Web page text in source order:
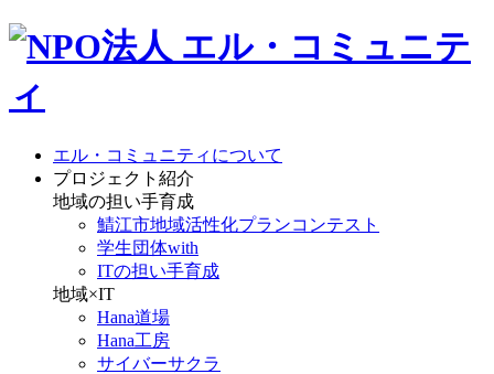
エル・コミュニティについて
プロジェクト紹介
地域の担い手育成
鯖江市地域活性化プランコンテスト
学生団体with
ITの担い手育成
地域×IT
Hana道場
Hana工房
サイバーサクラ